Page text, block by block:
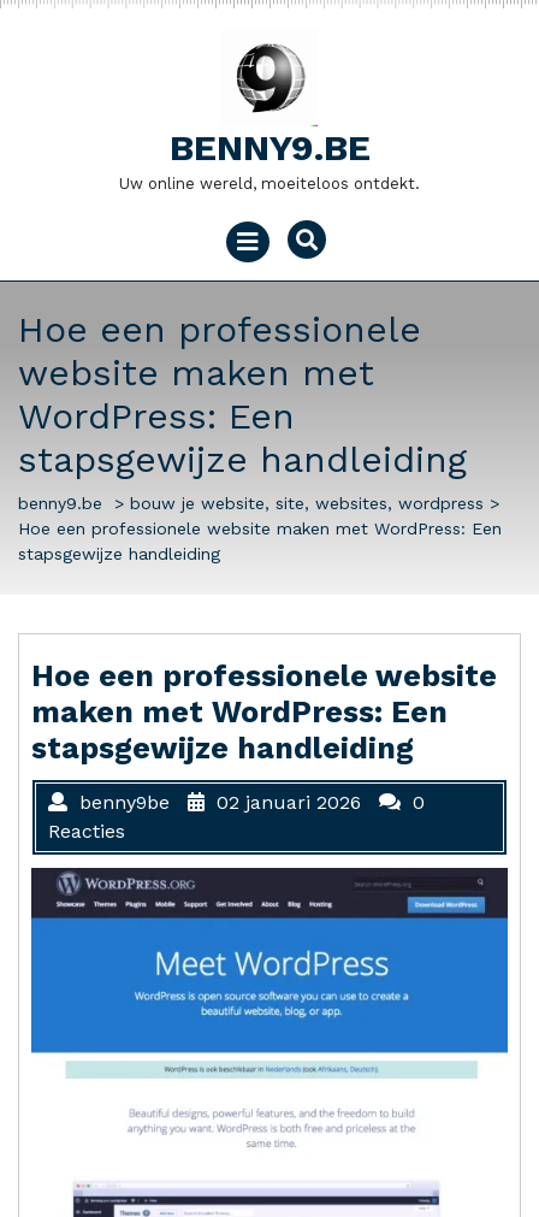
Naar
BENNY9.BE
Uw online wereld, moeiteloos ontdekt.
Menu
openen
Hoe een professionele
website maken met
WordPress: Een
stapsgewijze handleiding
benny9.be > bouw je website, site, websites, wordpress >
Hoe een professionele website maken met WordPress: Een
stapsgewijze handleiding
Hoe een professionele website
maken met WordPress: Een
stapsgewijze handleiding
benny9be 02 januari 2026
0
Reacties